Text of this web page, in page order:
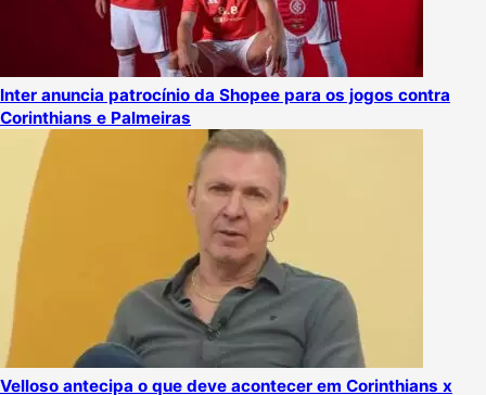
Inter anuncia patrocínio da Shopee para os jogos contra
Corinthians e Palmeiras
Velloso antecipa o que deve acontecer em Corinthians x